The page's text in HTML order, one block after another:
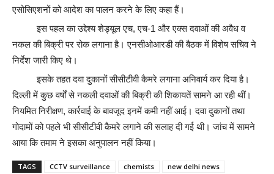
एसोसिएशनों को आदेश का पालन करने के लिए कहा हैं।
इस पहल का उद्देश्य शेड्यूल एच, एच-1 और एक्स दवाओं की अवैध व
नकल की बिक्री पर रोक लगाना है। एनसीओआरडी की बैठक में विशेष सचिव ने
निर्देश जारी किए थे।
इसके तहत दवा दुकानों सीसीटीवी कैमरे लगाना अनिवार्य कर दिया है।
दिल्ली में कुछ वर्षों से नकली दवाओं की बिक्री की शिकायतें सामने आ रही थीं।
नियमित निरीक्षण, कार्रवाई के बावजूद इनमें कमी नहीं आई। दवा दुकानों तथा
गोदामों को पहले भी सीसीटीवी कैमरे लगाने की सलाह दी गई थी। जांच में सामने
आया कि तमाम ने इसका अनुपालन नहीं किया।
TAGS CCTV surveillance chemists
new delhi news